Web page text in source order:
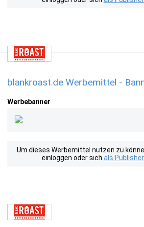
blankroast.de Werbemittel -
Werbebanner
Um dieses Werbemittel nutzen zu
einloggen oder sich als